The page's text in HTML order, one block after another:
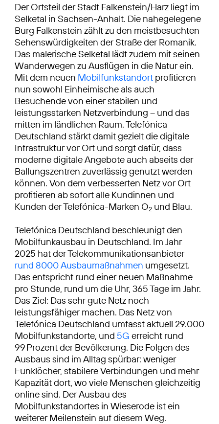
Der Ortsteil der Stadt Falkenstein/Harz liegt im
Selketal in Sachsen-Anhalt. Die nahegelegene
Burg Falkenstein zählt zu den meistbesuchten
Sehenswürdigkeiten der Straße der Romanik.
Das malerische Selketal lädt zudem mit seinen
Wanderwegen zu Ausflügen in die Natur ein.
Mit dem neuen Mobilfunkstandort profitieren
nun sowohl Einheimische als auch
Besuchende von einer stabilen und
leistungsstarken Netzverbindung – und das
mitten im ländlichen Raum. Telefónica
Deutschland stärkt damit gezielt die digitale
Infrastruktur vor Ort und sorgt dafür, dass
moderne digitale Angebote auch abseits der
Ballungszentren zuverlässig genutzt werden
können. Von dem verbesserten Netz vor Ort
profitieren ab sofort alle Kundinnen und
Kunden der Telefónica-Marken O2 und Blau.
Telefónica Deutschland beschleunigt den
Mobilfunkausbau in Deutschland. Im Jahr
2025 hat der Telekommunikationsanbieter
rund 8000 Ausbaumaßnahmen umgesetzt.
Das entspricht rund einer neuen Maßnahme
pro Stunde, rund um die Uhr, 365 Tage im Jahr.
Das Ziel: Das sehr gute Netz noch
leistungsfähiger machen. Das Netz von
Telefónica Deutschland umfasst aktuell 29.000
Mobilfunkstandorte, und 5G erreicht rund
99 Prozent der Bevölkerung. Die Folgen des
Ausbaus sind im Alltag spürbar: weniger
Funklöcher, stabilere Verbindungen und mehr
Kapazität dort, wo viele Menschen gleichzeitig
online sind. Der Ausbau des
Mobilfunkstandortes in Wieserode ist ein
weiterer Meilenstein auf diesem Weg.